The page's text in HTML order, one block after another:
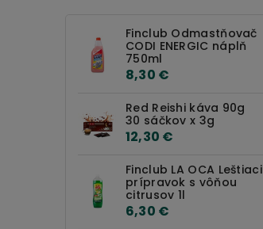
Finclub Odmastňovač
CODI ENERGIC náplň
750ml
8,30 €
Red Reishi káva 90g
30 sáčkov x 3g
12,30 €
Finclub LA OCA Leštiaci
prípravok s vôňou
citrusov 1l
6,30 €
Bezgluténová NAŠA KAŠA
3,49 €
Do košíka